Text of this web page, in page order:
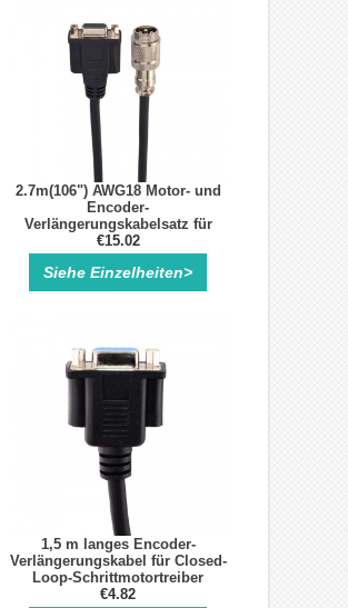
2.7m(106") AWG18 Motor- und
Encoder-
Verlängerungskabelsatz für
Nema 34 Closed Loop
Schrittmotor
€15.02
Siehe Einzelheiten>
1,5 m langes Encoder-
Verlängerungskabel für Closed-
Loop-Schrittmotortreiber
€4.82